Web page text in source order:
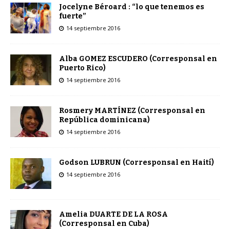
Jocelyne Béroard : “lo que tenemos es
fuerte”
14 septiembre 2016
Alba GOMEZ ESCUDERO (Corresponsal en
Puerto Rico)
14 septiembre 2016
Rosmery MARTÍNEZ (Corresponsal en
República dominicana)
14 septiembre 2016
Godson LUBRUN (Corresponsal en Haití)
14 septiembre 2016
Amelia DUARTE DE LA ROSA
(Corresponsal en Cuba)